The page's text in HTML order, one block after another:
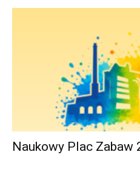
Naukowy Plac Zabaw